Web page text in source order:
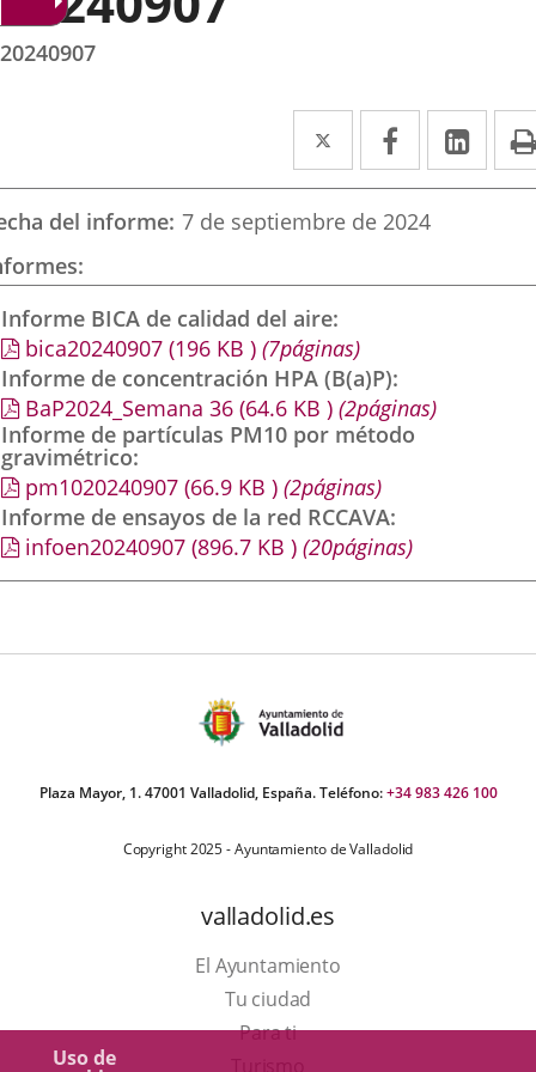
Uso de
20240907
Twitter
Enlace
a
una
externa.
Facebook
Enlace
a
una
externa.
a
del informe 7 de septiembre de 2024
Informe BICA de calidad del aire
bica20240907 (196 KB ) (7páginas)
Informe de concentración HPA (B(a)P)
BaP2024_Semana 36 (64.6 KB ) (2páginas)
Informe de partículas PM10 por método
gravimétrico
pm1020240907 (66.9 KB ) (2páginas)
Informe de ensayos de la red RCCAVA
infoen20240907 (896.7 KB ) (20páginas)
Plaza Mayor, 1. 47001 Valladolid, España. Teléfono:+34 983 426 100
Copyright 2025 - Ayuntamiento de Valladolid
valladolid.es
El Ayuntamiento
Tu ciudad
Para ti